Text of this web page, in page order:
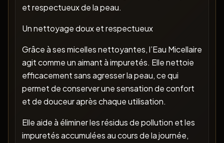
et respectueux de la peau.
Un nettoyage doux et respectueux
Grâce à ses micelles nettoyantes, l’Eau Micellaire
agit comme un aimant à impuretés. Elle nettoie
efficacement sans agresser la peau, ce qui
permet de conserver une sensation de confort
et de douceur après chaque utilisation.
Elle aide à éliminer les résidus de pollution et les
impuretés accumulées au cours de la journée,